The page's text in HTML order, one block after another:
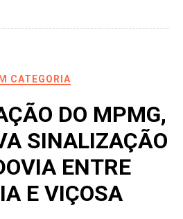
CATEGORIA
DO MPMG,
SINALIZAÇÃO
ENTRE
E VIÇOSA